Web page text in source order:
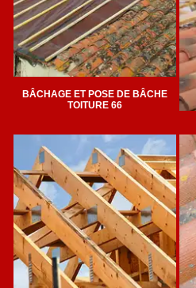
BÂCHAGE ET POSE DE BÂCHE
TOITURE 66